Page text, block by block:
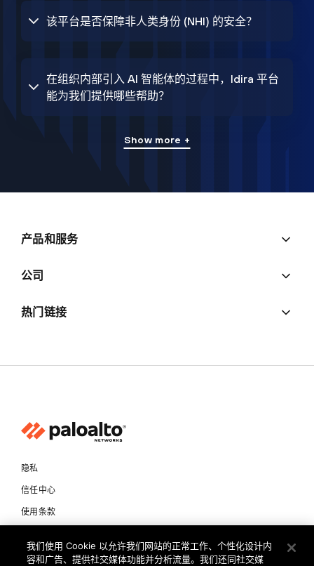
该平台是否保障非人类身份 (NHI) 的安全？
在组织内部引入 AI 智能体的过程中，Idira 平台
能为我们提供哪些帮助？
Show more +
产品和服务
公司
热门链接
隐私
信任中心
使用条款
我们使用 Cookie 以允许我们网站的正常工作、个性化设计内
容和广告、提供社交媒体功能并分析流量。我们还同社交媒